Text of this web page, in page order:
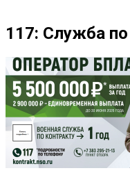
117: Служба